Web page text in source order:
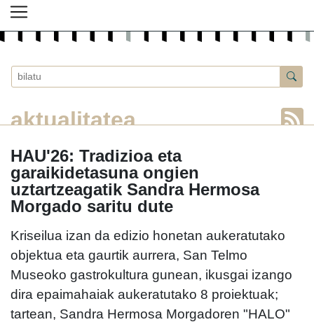
aktualitatea
HAU'26: Tradizioa eta
garaikidetasuna ongien
uztartzeagatik Sandra Hermosa
Morgado saritu dute
Kriseilua izan da edizio honetan aukeratutako
objektua eta gaurtik aurrera, San Telmo
Museoko gastrokultura gunean, ikusgai izango
dira epaimahaiak aukeratutako 8 proiektuak;
tartean, Sandra Hermosa Morgadoren "HALO"